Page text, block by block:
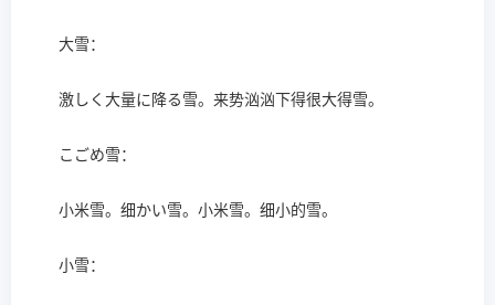
大雪：
激しく大量に降る雪。来势汹汹下得很大得雪。
こごめ雪：
小米雪。细かい雪。小米雪。细小的雪。
小雪：